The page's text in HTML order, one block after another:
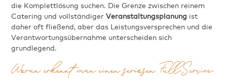
die Komplettlösung suchen. Die Grenze zwischen reinem
Catering und vollständigerVeranstaltungsplanung ist
daher oft fließend, aber das Leistungsversprechen und die
Verantwortungsübernahme unterscheiden sich
grundlegend.
Woran erkennt man einen seriösen Full-Service-